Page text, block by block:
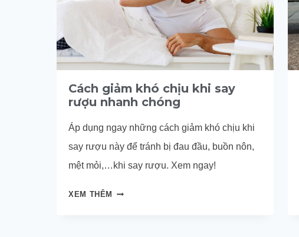
TỈNH
TÁO
Cách giảm khó chịu khi say
rượu nhanh chóng
Áp dụng ngay những cách giảm khó chịu khi
say rượu này để tránh bị đau đầu, buồn nôn,
mệt mỏi,…khi say rượu. Xem ngay!
XEM THÊM
CÁCH